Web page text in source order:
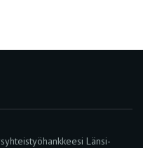
Länsi-